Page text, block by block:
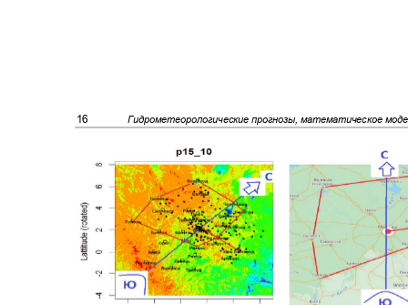
16 Гидрометеорологические прогнозы, математическое